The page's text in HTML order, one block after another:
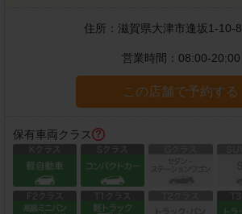
住所： 滋賀県大津市逢坂1-10-8
営業時間： 08:00-20:00
この店舗で予約する
保有車両クラス